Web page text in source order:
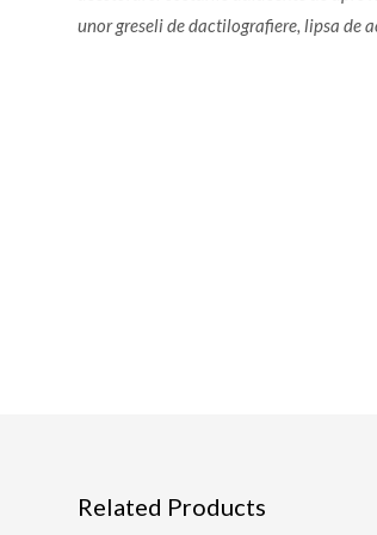
unor greseli de dactilografiere, lipsa de
Related Products